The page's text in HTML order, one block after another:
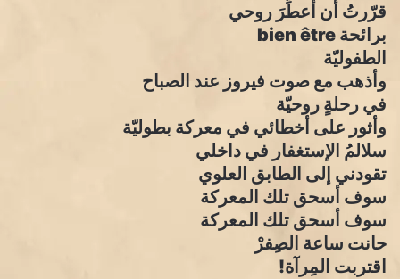
قرّرتُ أن أُعطِّرَ روحي
برائحة bien être
الطفوليّة
وأذهب مع صوت فيروز عند الصباح
في رحلةٍ روحيّة
وأثور على أخطائي في معركة بطوليّة
سلالمُ الإستغفار في داخلي
تقودني إلى الطابق العلوي
سوف أسحق تلك المعركة
سوف أسحق تلك المعركة
حانت ساعة الصِفرْ
اقتربت المِرآة!